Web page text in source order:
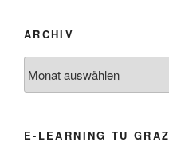
ARCHIV
E-LEARNING TU GRAZ